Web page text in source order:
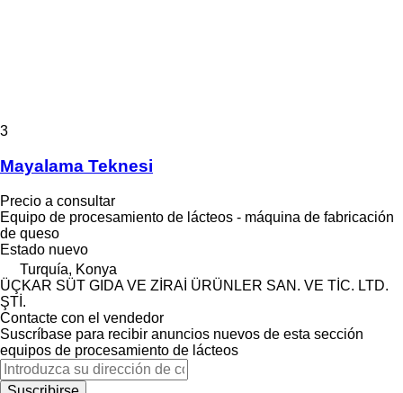
3
Mayalama Teknesi
Precio a consultar
Equipo de procesamiento de lácteos - máquina de fabricación
de queso
Estado nuevo
Turquía, Konya
ÜÇKAR SÜT GIDA VE ZİRAİ ÜRÜNLER SAN. VE TİC. LTD.
ŞTİ.
Contacte con el vendedor
Suscríbase para recibir anuncios nuevos de esta sección
equipos de procesamiento de lácteos